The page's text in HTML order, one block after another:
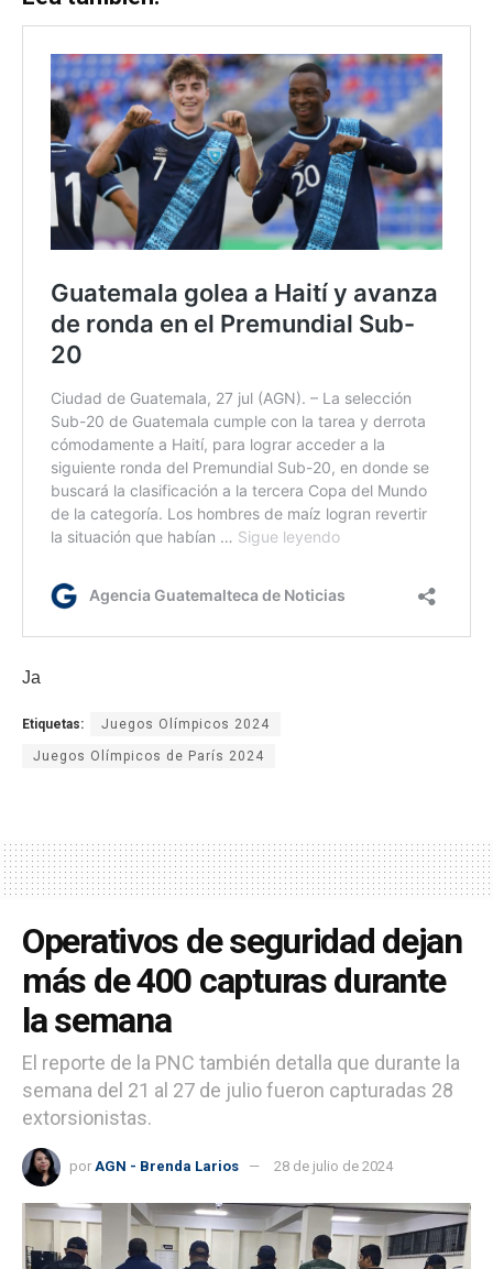
Ja
Etiquetas: Juegos Olímpicos 2024
Juegos Olímpicos de París 2024
Operativos de seguridad dejan
más de 400 capturas durante
la semana
El reporte de la PNC también detalla que durante la
semana del 21 al 27 de julio fueron capturadas 28
extorsionistas.
por AGN - Brenda Larios 28 de julio de 2024